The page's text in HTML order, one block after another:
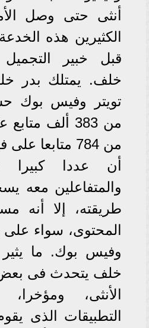
أنثى حتى وصل
الكثيرين هذه
قبل خبير التجميل
خلف. يمتلك بدر
تويتر وفيس بوك
من 383 ألف
من 784
أن عددا كبيرا
والمتفاعلين معه
طريقته، إلا أنه
المحتوى، سواء على
وفيس بوك. ما
خلف يتحدث فى بعض
الأنثى،
التطبيقات الذى